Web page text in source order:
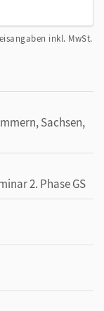
inkl. MwSt.
Sachsen,
2. Phase GS